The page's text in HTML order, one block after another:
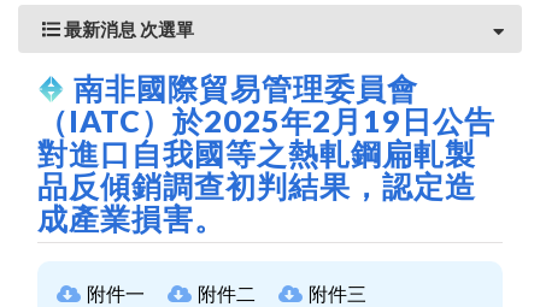
最新消息 次選單
南非國際貿易管理委員會
（IATC）於2025年2月19日公告
對進口自我國等之熱軋鋼扁軋製
品反傾銷調查初判結果，認定造
成產業損害。
附件一 附件二
附件三